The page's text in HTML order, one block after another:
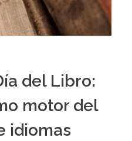
del Libro:
motor del
idiomas